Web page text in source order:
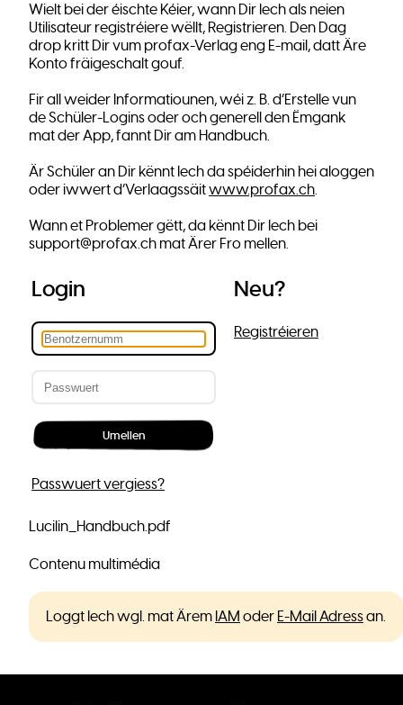
Wielt bei der éischte Kéier, wann Dir Iech als neien
Utilisateur registréiere wëllt, Registrieren. Den Dag
drop kritt Dir vum profax-Verlag eng E-mail, datt Äre
Konto fräigeschalt gouf.
Fir all weider Informatiounen, wéi z. B. d’Erstelle vun
de Schüler-Logins oder och generell den Ëmgank
mat der App, fannt Dir am Handbuch.
Är Schüler an Dir kënnt Iech da spéiderhin hei aloggen
oder iwwert d’Verlaagssäitwww.profax.ch.
Wann et Problemer gëtt, da kënnt Dir Iech bei
support@profax.ch mat Ärer Fro mellen.
Login
Passwuert vergiess?
Neu?
Registréieren
Lucilin_Handbuch.pdf
Contenu multimédia
Loggt Iech wgl. mat Ärem IAM oder E-Mail Adressan.